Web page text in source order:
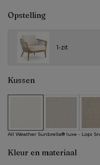
Opstelling
1-zit
Kussen
All Weather Sunbrella®
All WeatherAll
All Weather Sunbrella® luxe - Lopi
Kleur en materiaal